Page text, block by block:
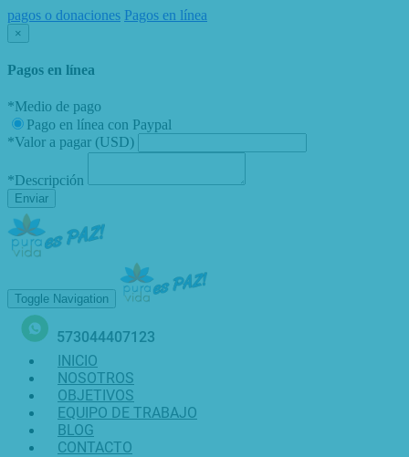
pagos o donaciones Pagos en línea
×
Pagos en línea
*Medio de pago
Pago en línea con Paypal
*Valor a pagar (USD)
*Descripción
Enviar
Toggle Navigation
573044407123
INICIO
NOSOTROS
OBJETIVOS
EQUIPO DE TRABAJO
BLOG
CONTACTO